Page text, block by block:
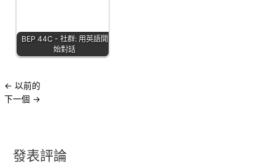
BEP 44C - 社群: 用英語開
始對話
← 以前的
下一個 →
發表評論